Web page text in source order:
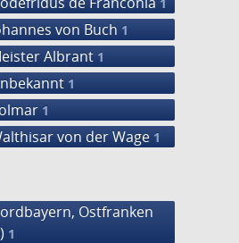
von Buch 1
Albrant 1
1
1
von der Wage 1
Ostfranken
1